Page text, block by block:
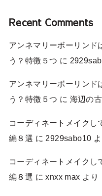
Recent Comments
アンネマリーボーリンド
う？特徴５つ に
アンネマリーボーリンド
う？特徴５つ に 海辺の
コーディネートメイクし
編８選 に 2929sabo10
コーディネートメイクし
編８選 にxnxx max より